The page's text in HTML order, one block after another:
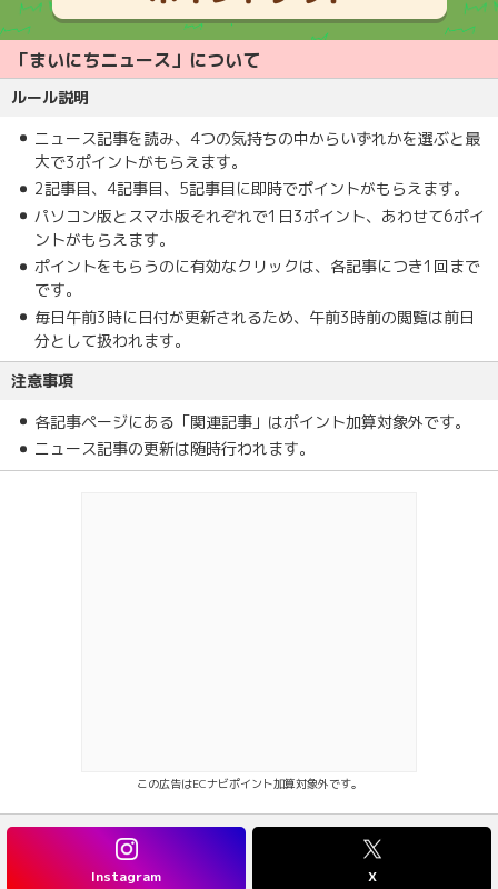
「まいにちニュース」について
ルール説明
ニュース記事を読み、4つの気持ちの中からいずれかを選ぶと最
大で3ポイントがもらえます。
2記事目、4記事目、5記事目に即時でポイントがもらえます。
パソコン版とスマホ版それぞれで1日3ポイント、あわせて6ポイ
ントがもらえます。
ポイントをもらうのに有効なクリックは、各記事につき1回まで
です。
毎日午前3時に日付が更新されるため、午前3時前の閲覧は前日
分として扱われます。
注意事項
各記事ページにある「関連記事」はポイント加算対象外です。
ニュース記事の更新は随時行われます。
この広告はECナビポイント加算対象外です。
Instagram X